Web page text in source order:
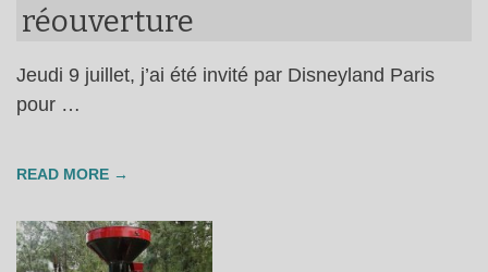
réouverture
Jeudi 9 juillet, j’ai été invité par Disneyland Paris
pour …
READ MORE →